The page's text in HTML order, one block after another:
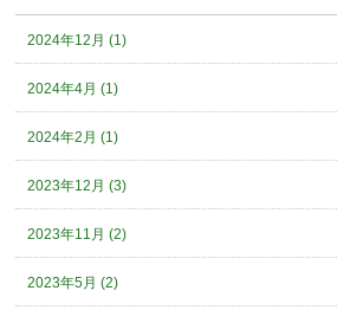
2024年12月 (1)
2024年4月 (1)
2024年2月 (1)
2023年12月 (3)
2023年11月 (2)
2023年5月 (2)